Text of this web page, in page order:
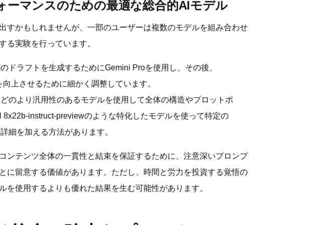
ーマンスのための最適な総合的AIモデル
すかもしれませんが、一部のユーザーは複数のモデルを組み合わせ
る実験を行っています。
ドラフトを生成するためにGemini Proを使用し、その後、
上させるために細かく調整しています。
のより汎用性のあるモデルを使用して全体の構造やプロットポ
instruct-previewのような特化したモデルを使って特定の
細を加える方法があります。
ンテンツ全体の一貫性と結束を保証するために、注意深いプロンプ
に留意する価値があります。ただし、時間と労力を投資する覚悟の
を使用するよりも優れた結果を生む可能性があります。